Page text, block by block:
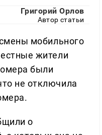
Григорий Орлов
Автор статьи
мобильного
жители
были
не отключила
о